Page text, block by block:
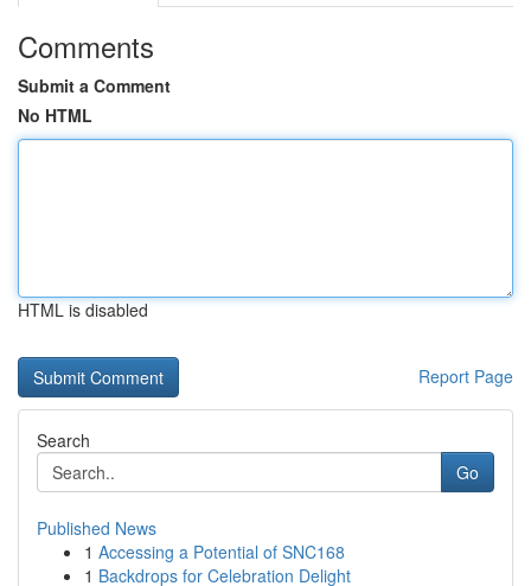
Comments
Submit a Comment
No HTML
HTML is disabled
Report Page
Search
Go
Published News
1 Accessing a Potential of SNC168
1 Backdrops for Celebration Delight